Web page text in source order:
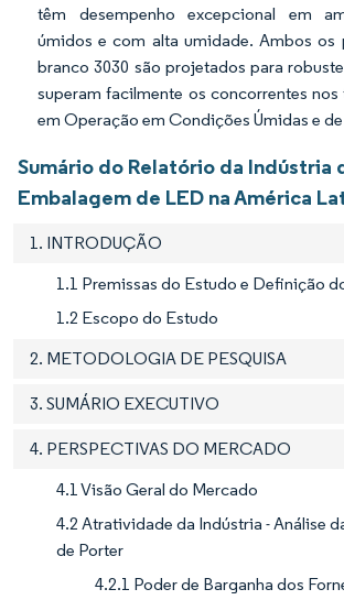
têm desempenho excepcional em
úmidos e com alta umidade. Ambos os
branco 3030 são projetados para
superam facilmente os concorrentes nos
em Operação em Condições Úmidas e
Sumário do Relatório da Indústria
Embalagem de LED na América
1. INTRODUÇÃO
1.1 Premissas do Estudo e Definição
1.2 Escopo do Estudo
2. METODOLOGIA DE PESQUISA
3. SUMÁRIO EXECUTIVO
4. PERSPECTIVAS DO MERCADO
4.1 Visão Geral do Mercado
4.2 Atratividade da Indústria - Análise
de Porter
4.2.1 Poder de Barganha dos